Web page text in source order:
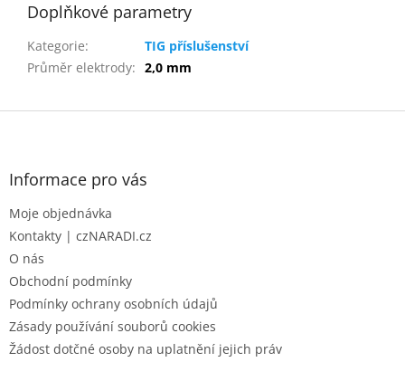
Doplňkové parametry
Kategorie:
TIG příslušenství
Průměr elektrody: 2,0 mm
Z
Informace pro vás
Moje objednávka
Kontakty | czNARADI.cz
O nás
Obchodní podmínky
Podmínky ochrany osobních údajů
Zásady používání souborů cookies
Žádost dotčné osoby na uplatnění jejich práv